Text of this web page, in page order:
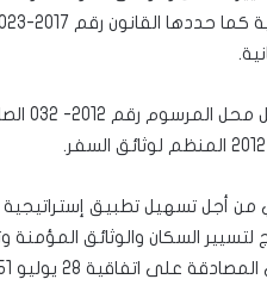
من أجل تسهيل تطبيق
السكان والوثائق المؤمنة
1951 الخاصة بوضع اللاجئين، من جهة أخرى.